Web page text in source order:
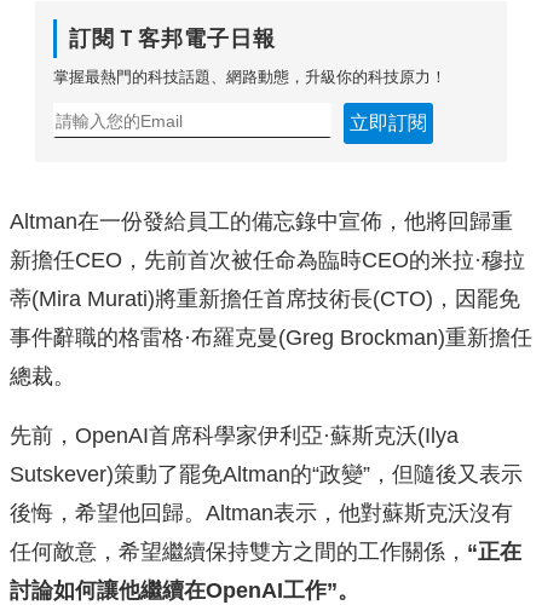
訂閱Ｔ客邦電子日報
掌握最熱門的科技話題、網路動態，升級你的科技原力！
立即訂閱
Altman在一份發給員工的備忘錄中宣佈，他將回歸重
新擔任CEO，先前首次被任命為臨時CEO的米拉·穆拉
蒂(Mira Murati)將重新擔任首席技術長(CTO)，因罷免
事件辭職的格雷格·布羅克曼(Greg Brockman)重新擔任
總裁。
先前，OpenAI首席科學家伊利亞·蘇斯克沃(Ilya
Sutskever)策動了罷免Altman的“政變”，但隨後又表示
後悔，希望他回歸。Altman表示，他對蘇斯克沃沒有
任何敵意，希望繼續保持雙方之間的工作關係， “正在
討論如何讓他繼續在OpenAI工作”。